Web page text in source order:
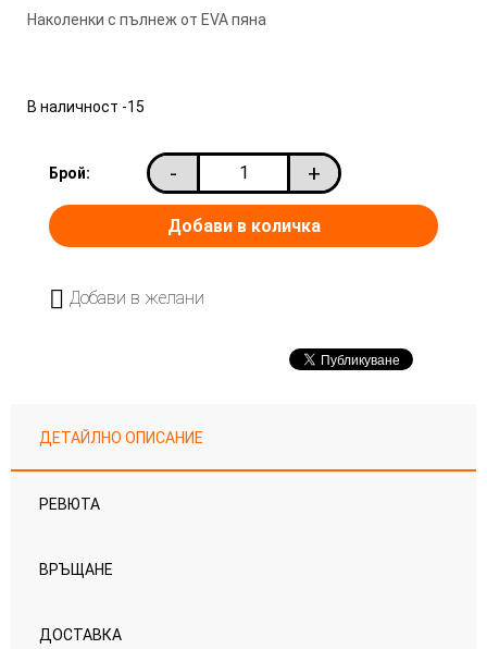
Наколенки с пълнеж от EVA пяна
В наличност -15
Брой: - +
Добави в желани
ДЕТАЙЛНО ОПИСАНИЕ
РЕВЮТА
ВРЪЩАНЕ
ДОСТАВКА